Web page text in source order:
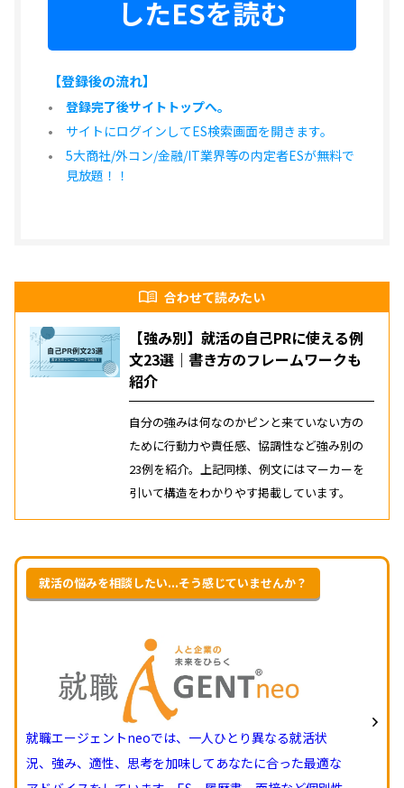
したESを読む
【登録後の流れ】
登録完了後サイトトップへ。
サイトにログインしてES検索画面を開きます。
5大商社/外コン/金融/IT業界等の内定者ESが無料で
見放題！！
合わせて読みたい
【強み別】就活の自己PRに使える例
文23選｜書き方のフレームワークも
紹介
自分の強みは何なのかピンと来ていない方の
ために行動力や責任感、協調性など強み別の
23例を紹介。上記同様、例文にはマーカーを
引いて構造をわかりやす掲載しています。
就活の悩みを相談したい...そう感じていませんか？
就職エージェントneoでは、一人ひとり異なる就活状
況、強み、適性、思考を加味してあなたに合った最適な